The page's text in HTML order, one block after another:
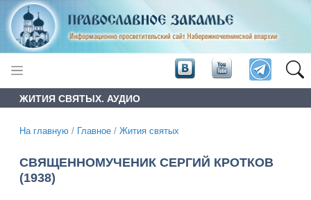
ЖИТИЯ СВЯТЫХ. АУДИО
На главную / Главное / Жития святых
СВЯЩЕННОМУЧЕНИК СЕРГИЙ КРОТКОВ
(1938)